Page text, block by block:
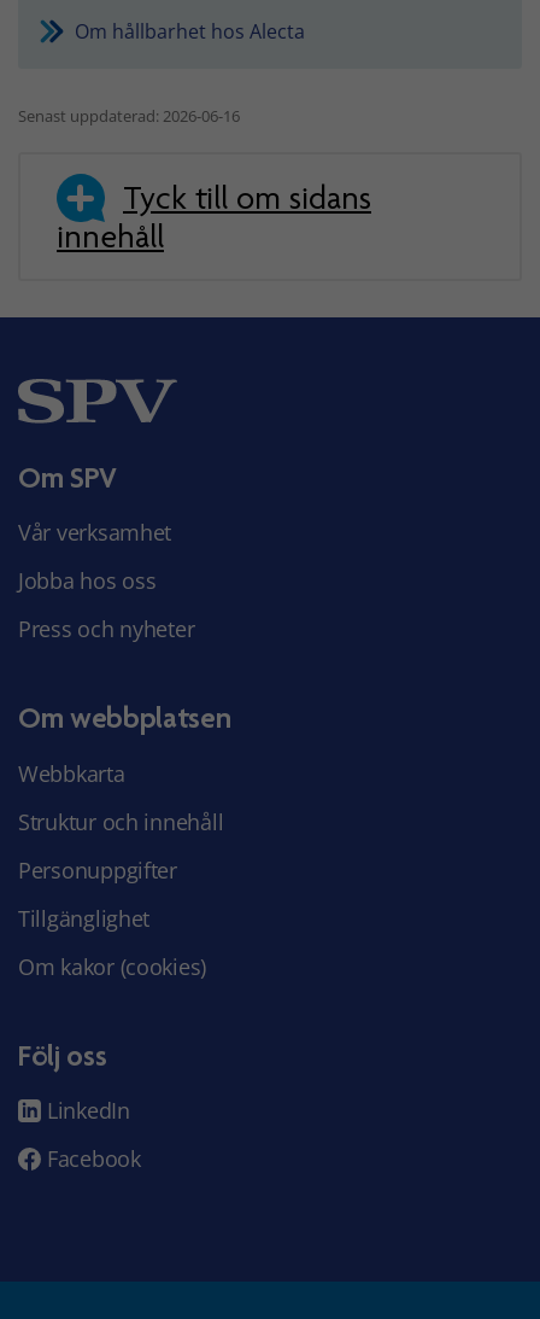
Om hållbarhet hos Alecta
Senast uppdaterad: 2026-06-16
Tyck till om sidans
innehåll
Om SPV
Vår verksamhet
Jobba hos oss
Press och nyheter
Om webbplatsen
Webbkarta
Struktur och innehåll
Personuppgifter
Tillgänglighet
Om kakor (cookies)
Följ oss
LinkedIn
Facebook